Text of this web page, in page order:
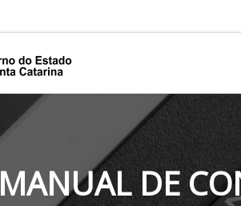
MANUAL DE